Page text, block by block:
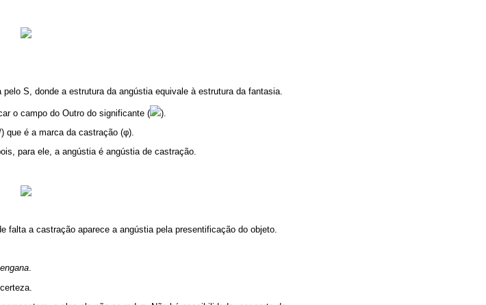
S, donde a estrutura da angústia equivale à estrutura da fantasia.
o campo do Outro do significante (
).
que é a marca da castração (φ).
para ele, a angústia é angústia de castração.
falta a castração aparece a angústia pela presentificação do objeto.
.